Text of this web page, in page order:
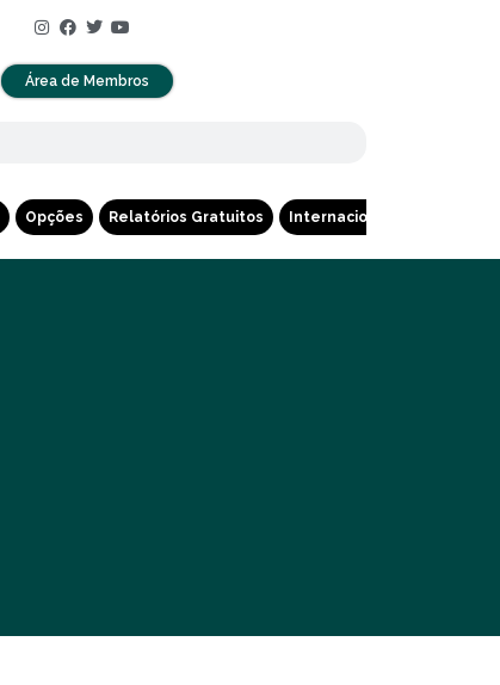
Área de Membros
Opções Relatórios Gratuitos Internacional